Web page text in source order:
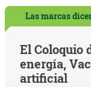
Las marcas
El Coloquio
energía,
artificial